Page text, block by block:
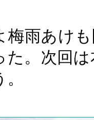
雨あけも
た。次回